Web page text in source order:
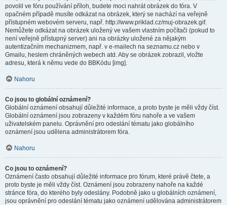
povolil ve fóru používání příloh, budete moci nahrát obrázek do fóra. V
opačném případě musíte odkázat na obrázek, který se nachází na veřejně
přístupném webovém serveru, např. http://www.priklad.cz/muj-obrazek.gif.
Nemůžete odkázat na obrázek uložený ve vašem vlastním počítači (pokud to
není veřejně přístupný server) ani na obrázky uložené za nějakým
autentizačním mechanizmem, např. v e-mailech na seznamu.cz nebo v
Gmailu, heslem chráněných webech atd. Aby se obrázek zobrazil, vložte
adresu, která k němu vede do BBKódu [img].
Nahoru
Co jsou to globální oznámení?
Globální oznámení obsahují důležité informace, a proto byste je měli vždy číst.
Globální oznámení jsou zobrazeny v každém fóru nahoře a ve vašem
uživatelském panelu. Oprávnění pro odeslání tématu jako globálního
oznámení jsou udělena administrátorem fóra.
Nahoru
Co jsou to oznámení?
Oznámení často obsahují důležité informace pro fórum, které právě čtete, a
proto byste je měli vždy číst. Oznámení jsou zobrazeny nahoře na každé
stránce fóra, do kterého byly odeslány. Podobně jako u globálních oznámení,
jsou oprávnění pro odeslání tématu jako oznámení udělována administrátorem